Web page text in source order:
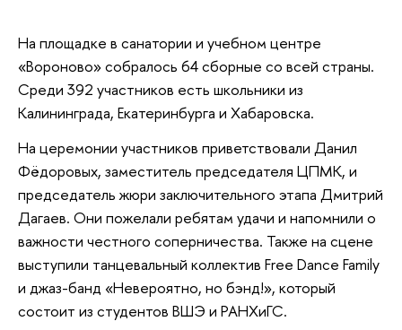
На площадке в санатории и учебном центре
«Вороново» собралось 64 сборные со всей страны.
Среди 392 участников есть школьники из
Калининграда, Екатеринбурга и Хабаровска.
На церемонии участников приветствовали Данил
Фёдоровых, заместитель председателя ЦПМК, и
председатель жюри заключительного этапа Дмитрий
Дагаев. Они пожелали ребятам удачи и напомнили о
важности честного соперничества. Также на сцене
выступили танцевальный коллектив Free Dance Family
и джаз-банд «Невероятно, но бэнд!», который
состоит из студентов ВШЭ и РАНХиГС.